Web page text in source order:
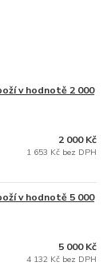
v hodnotě 2 000
2 000 Kč
1 653 Kč bez DPH
v hodnotě 5 000
5 000 Kč
4 132 Kč bez DPH